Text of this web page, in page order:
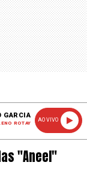
GARCIA
ROTAY
AO VIVO
"Aneel"